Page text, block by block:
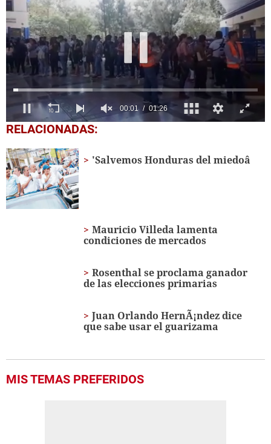
0
of
minute,
26
seconds
00:03 01:26
RELACIONADAS:
'Salvemos Honduras del miedoâ
Mauricio Villeda lamenta
condiciones de mercados
Rosenthal se proclama ganador
de las elecciones primarias
Juan Orlando HernÃ¡ndez dice
que sabe usar el guarizama
MIS TEMAS PREFERIDOS